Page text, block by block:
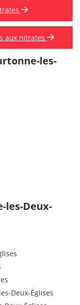
aux nitrates
les-
les-Deux-
Deux-Églises